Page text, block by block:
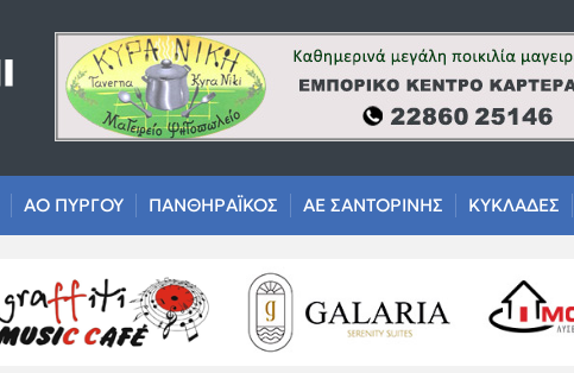
ΑΟ ΠΥΡΓΟΥ ΠΑΝΘΗΡΑΪΚΟΣ ΑΕ ΣΑΝΤΟΡΙΝΗΣ ΚΥΚΛΑΔΕΣ